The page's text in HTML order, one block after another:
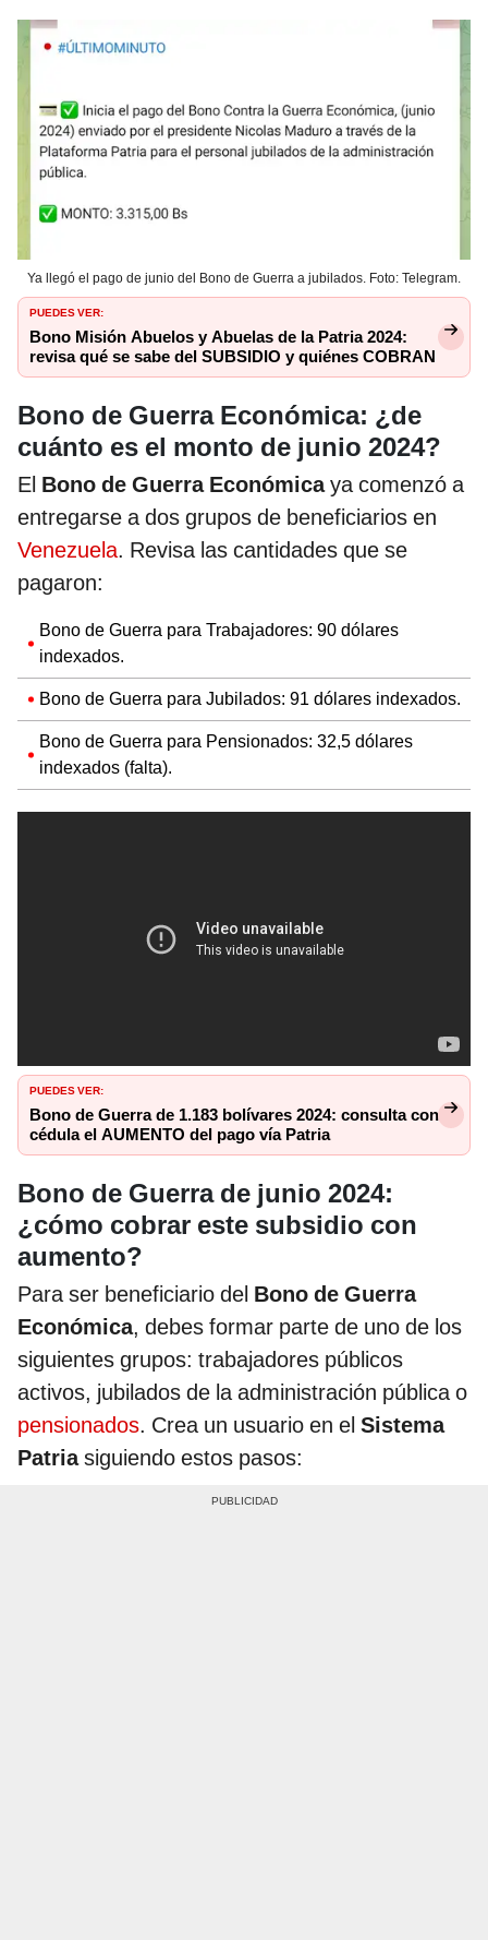
Ya llegó el pago de junio del Bono de Guerra a jubilados. Foto: Telegram.
PUEDES VER:
Bono Misión Abuelos y Abuelas de la Patria 2024:
revisa qué se sabe del SUBSIDIO y quiénes COBRAN
Bono de Guerra Económica: ¿de
cuánto es el monto de junio 2024?
El Bono de Guerra Económicaya comenzó a
entregarse a dos grupos de beneficiarios en
Venezuela. Revisa las cantidades que se
pagaron:
Bono de Guerra para Trabajadores: 90 dólares
indexados.
Bono de Guerra para Jubilados: 91 dólares indexados.
Bono de Guerra para Pensionados: 32,5 dólares
indexados (falta).
PUEDES VER:
Bono de Guerra de 1.183 bolívares 2024: consulta con
cédula el AUMENTO del pago vía Patria
Bono de Guerra de junio 2024:
¿cómo cobrar este subsidio con
aumento?
Para ser beneficiario del Bono de Guerra
Económica, debes formar parte de uno de los
siguientes grupos: trabajadores públicos
activos, jubilados de la administración pública o
pensionados. Crea un usuario en el Sistema
Patriasiguiendo estos pasos: